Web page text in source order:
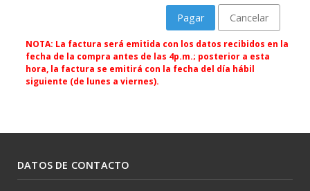
Pagar Cancelar
NOTA: La factura será emitida con los datos recibidos en la
fecha de la compra antes de las 4p.m.; posterior a esta
hora, la factura se emitirá con la fecha del día hábil
siguiente (de lunes a viernes).
DATOS DE CONTACTO